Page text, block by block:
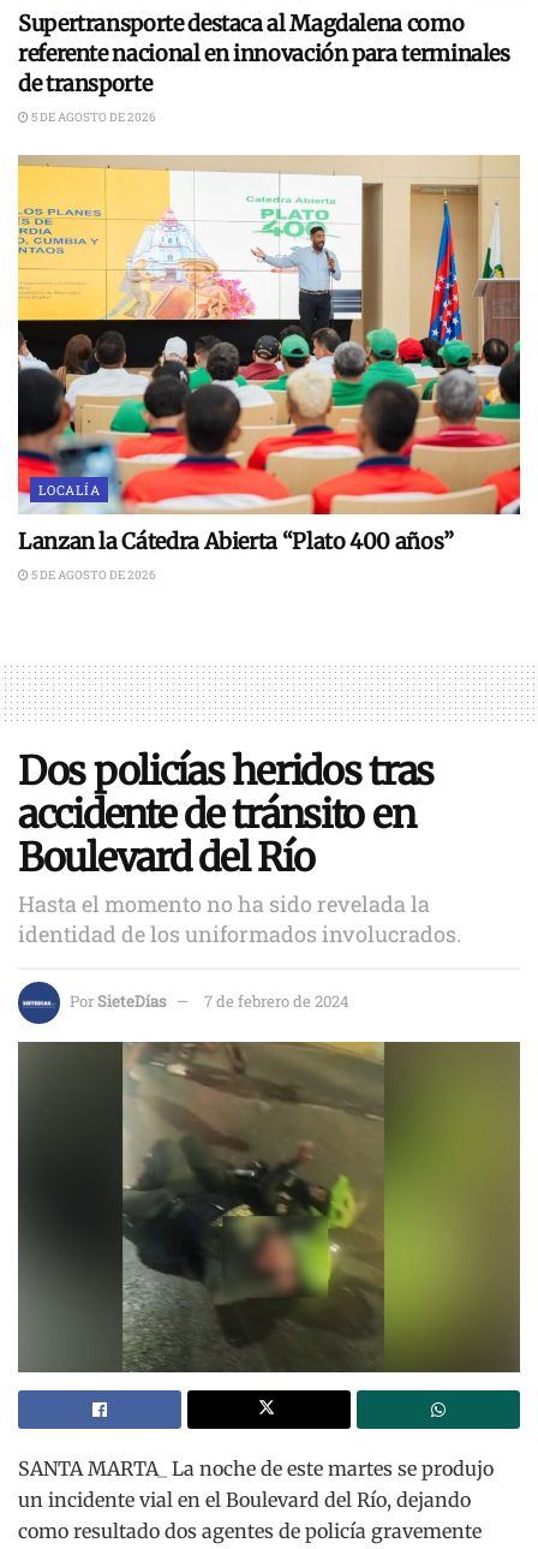
Supertransporte destaca al Magdalena como
referente nacional en innovación para terminales
de transporte
5 DE AGOSTO DE 2026
LOCALÍA
Lanzan la Cátedra Abierta “Plato 400 años”
5 DE AGOSTO DE 2026
Dos policías heridos tras
accidente de tránsito en
Boulevard del Río
Hasta el momento no ha sido revelada la
identidad de los uniformados involucrados.
PorSieteDías 7 de febrero de 2024
SANTA MARTA_ La noche de este martes se produjo
un incidente vial en el Boulevard del Río, dejando
como resultado dos agentes de policía gravemente